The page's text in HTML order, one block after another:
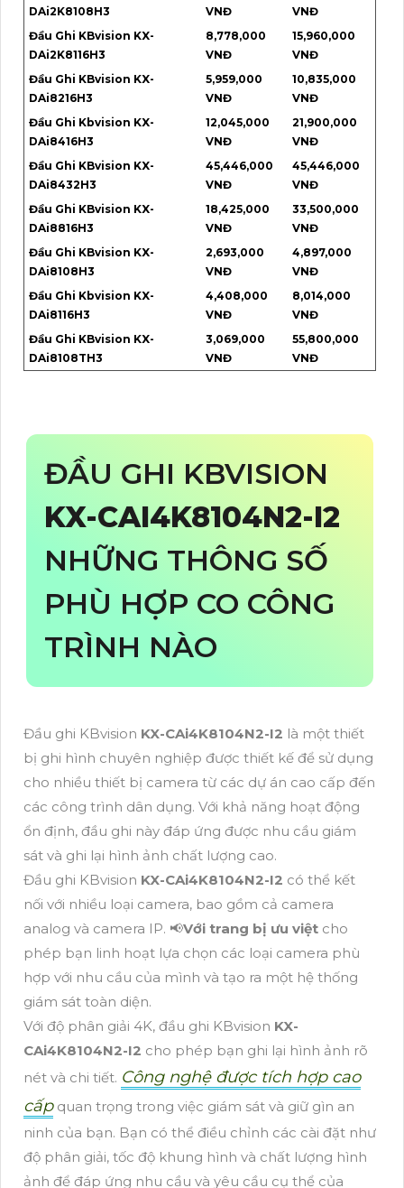
DAi2K8108H3
VNĐ
VNĐ
Đầu Ghi KBvision KX-
DAi2K8116H3
8,778,000
VNĐ
15,960,000
VNĐ
Đầu Ghi KBvision KX-
DAi8216H3
5,959,000
VNĐ
10,835,000
VNĐ
Đầu Ghi Kbvision KX-
DAi8416H3
12,045,000
VNĐ
21,900,000
VNĐ
Đầu Ghi KBvision KX-
DAi8432H3
45,446,000
VNĐ
45,446,000
VNĐ
Đầu Ghi KBvision KX-
DAi8816H3
18,425,000
VNĐ
33,500,000
VNĐ
Đầu Ghi KBvision KX-
DAi8108H3
2,693,000
VNĐ
4,897,000
VNĐ
Đầu Ghi Kbvision KX-
DAi8116H3
4,408,000
VNĐ
8,014,000
VNĐ
Đầu Ghi KBvision KX-
DAi8108TH3
3,069,000
VNĐ
55,800,000
VNĐ
ĐẦU GHI KBVISION
KX-CAI4K8104N2-I2
NHỮNG THÔNG SỐ
PHÙ HỢP CO CÔNG
TRÌNH NÀO
Đầu ghi KBvision KX-CAi4K8104N2-I2 là một thiết
bị ghi hình chuyên nghiệp được thiết kế để sử dụng
cho nhiều thiết bị camera từ các dự án cao cấp đến
các công trình dân dụng. Với khả năng hoạt động
ổn định, đầu ghi này đáp ứng được nhu cầu giám
sát và ghi lại hình ảnh chất lượng cao.
Đầu ghi KBvision KX-CAi4K8104N2-I2 có thể kết
nối với nhiều loại camera, bao gồm cả camera
analog và camera IP. 📢Với trang bị ưu việt cho
phép bạn linh hoạt lựa chọn các loại camera phù
hợp với nhu cầu của mình và tạo ra một hệ thống
giám sát toàn diện.
Với độ phân giải 4K, đầu ghi KBvision KX-
CAi4K8104N2-I2 cho phép bạn ghi lại hình ảnh rõ
nét và chi tiết. Công nghệ được tích hợp cao
cấpquan trọng trong việc giám sát và giữ gìn an
ninh của bạn. Bạn có thể điều chỉnh các cài đặt như
độ phân giải, tốc độ khung hình và chất lượng hình
ảnh để đáp ứng nhu cầu và yêu cầu cụ thể của